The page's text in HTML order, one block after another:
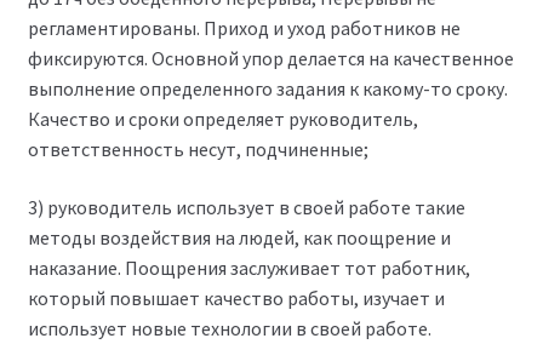
регламентированы. Приход и уход работников не
фиксируются. Основной упор делается на качественное
выполнение определенного задания к какому-то сроку.
Качество и сроки определяет руководитель,
ответственность несут, подчиненные;
3) руководитель использует в своей работе такие
методы воздействия на людей, как поощрение и
наказание. Поощрения заслуживает тот работник,
который повышает качество работы, изучает и
использует новые технологии в своей работе.